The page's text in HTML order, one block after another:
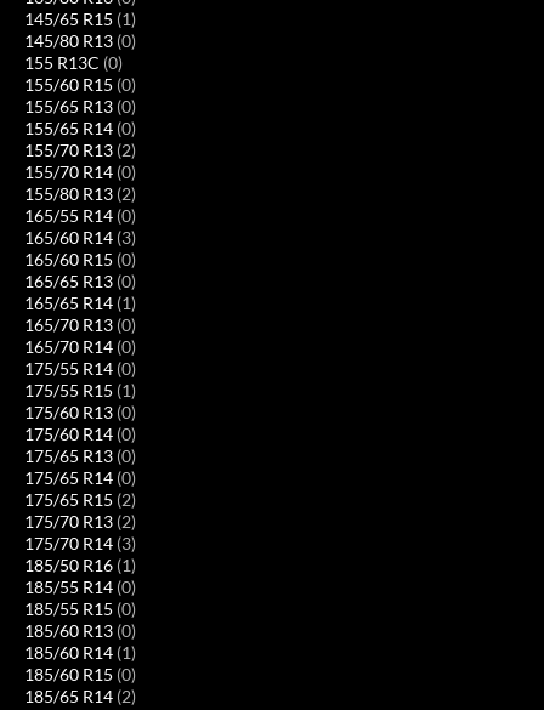
145/65 R15 (1)
145/80 R13 (0)
155 R13C (0)
155/60 R15 (0)
155/65 R13 (0)
155/65 R14 (0)
155/70 R13 (2)
155/70 R14 (0)
155/80 R13 (2)
165/55 R14 (0)
165/60 R14 (3)
165/60 R15 (0)
165/65 R13 (0)
165/65 R14 (1)
165/70 R13 (0)
165/70 R14 (0)
175/55 R14 (0)
175/55 R15 (1)
175/60 R13 (0)
175/60 R14 (0)
175/65 R13 (0)
175/65 R14 (0)
175/65 R15 (2)
175/70 R13 (2)
175/70 R14 (3)
185/50 R16 (1)
185/55 R14 (0)
185/55 R15 (0)
185/60 R13 (0)
185/60 R14 (1)
185/60 R15 (0)
185/65 R14 (2)